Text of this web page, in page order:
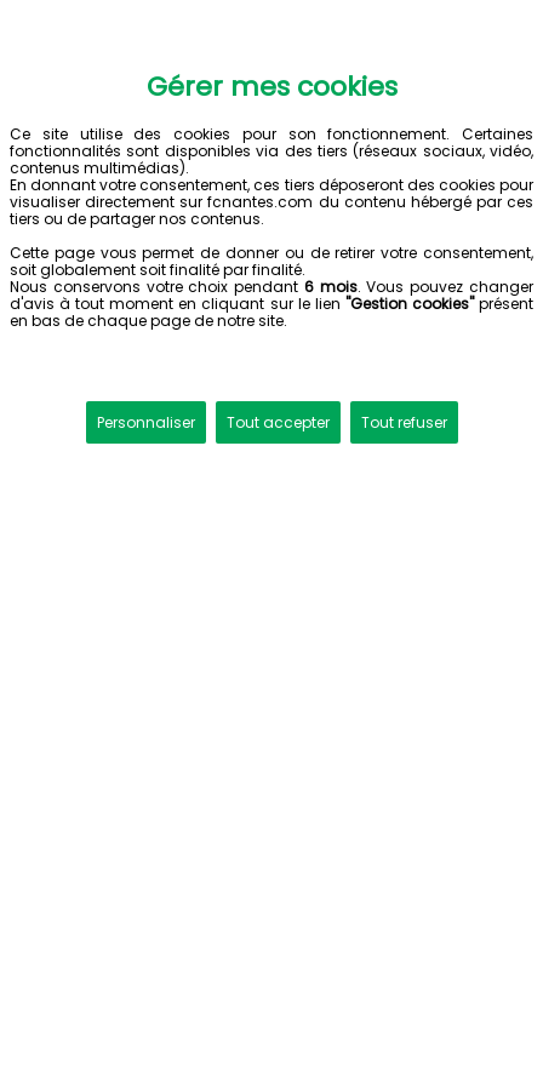
Gérer mes cookies
Ce site utilise des cookies pour son fonctionnement. Certaines
fonctionnalités sont disponibles via des tiers (réseaux sociaux, vidéo,
contenus multimédias).
En donnant votre consentement, ces tiers déposeront des cookies pour
visualiser directement sur fcnantes.com du contenu hébergé par ces
tiers ou de partager nos contenus.
Cette page vous permet de donner ou de retirer votre consentement,
soit globalement soit finalité par finalité.
Nous conservons votre choix pendant 6 mois. Vous pouvez changer
d'avis à tout moment en cliquant sur le lien "Gestion cookies"présent
en bas de chaque page de notre site.
Personnaliser Tout accepter Tout refuser